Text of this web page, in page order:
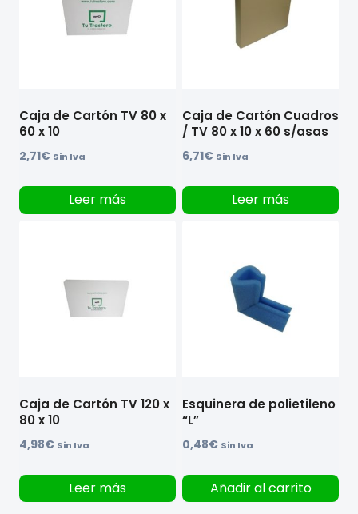
Caja de Cartón TV 80 x
60 x 10
2,71€ Sin Iva
Leer más
Caja de Cartón Cuadros
/ TV 80 x 10 x 60 s/asas
6,71€ Sin Iva
Leer más
Caja de Cartón TV 120 x
80 x 10
4,98€ Sin Iva
Leer más
Esquinera de polietileno
“L”
0,48€ Sin Iva
Añadir al carrito